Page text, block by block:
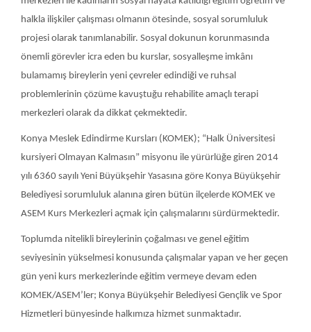
ASEM Kurs Merkezleri açmak için çalışmalarını sürdürmektedir.
Toplumda nitelikli bireylerinin çoğalması ve genel eğitim
seviyesinin yükselmesi konusunda çalışmalar yapan ve her geçen
gün yeni kurs merkezlerinde eğitim vermeye devam eden
KOMEK/ASEM’ler; Konya Büyükşehir Belediyesi Gençlik ve Spor
Hizmetleri bünyesinde halkımıza hizmet sunmaktadır.
Konya’da 33 KOMEK, 26 ASEM, 12 Sanat ve Tasarım Atölyesi, 2
Sergi ve Satış Merkeziyle toplamda 73 Eğitim Merkezi’nin
yanısıra, 35 Spor Merkezi, 33 Çocuk Oyun Salonu ile hizmetine
devam etmektedir. Aile Sanat ve Eğitim Merkezleri (ASEM) ve
KOMEK Kurs ve Spor Merkezlerinde sertifikalı kurslar ücretsiz
Mesleki kurslar; kentte var olan insan gücü potansiyelini ortaya
çıkararak hemşerilerimize becerilerini geliştirme olanağı
sunmuştur. Eğitim Merkezleri; sosyalleşme imkânı bulamamış
bireylerin yeni çevreler edindiği ve ruhsal problemlerinin çözüme